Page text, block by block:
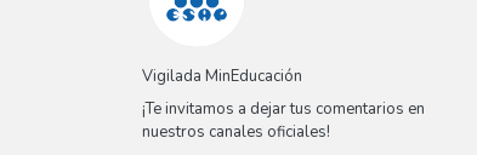
Vigilada MinEducación
¡Te invitamos a dejar tus comentarios en
nuestros canales oficiales!